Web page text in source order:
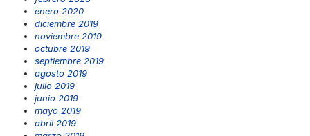
enero 2020
diciembre 2019
noviembre 2019
octubre 2019
septiembre 2019
agosto 2019
julio 2019
junio 2019
mayo 2019
abril 2019